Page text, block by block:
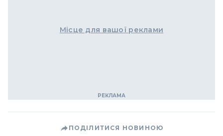
Місце для вашої реклами
ПОДІЛИТИСЯ НОВИНОЮ